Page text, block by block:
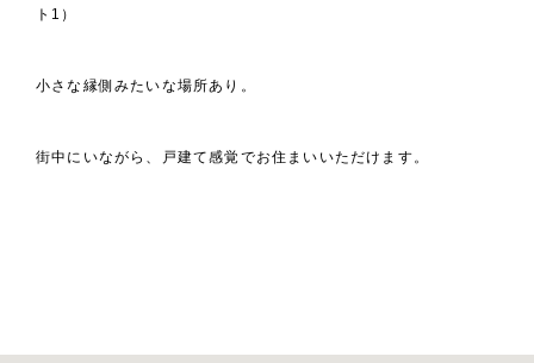
ト1）
小さな縁側みたいな場所あり。
街中にいながら、戸建て感覚でお住まいいただけます。